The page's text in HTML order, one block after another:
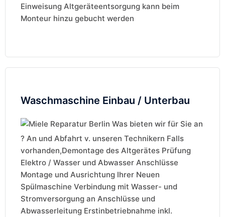
Einweisung Altgeräteentsorgung kann beim
Monteur hinzu gebucht werden
Waschmaschine Einbau / Unterbau
Was bieten wir für Sie an
? An und Abfahrt v. unseren Technikern Falls
vorhanden,Demontage des Altgerätes Prüfung
Elektro / Wasser und Abwasser Anschlüsse
Montage und Ausrichtung Ihrer Neuen
Spülmaschine Verbindung mit Wasser- und
Stromversorgung an Anschlüsse und
Abwasserleitung Erstinbetriebnahme inkl.